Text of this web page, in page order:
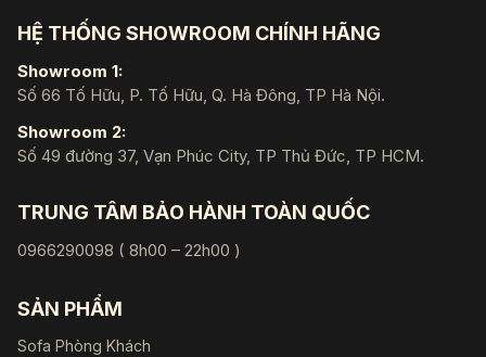
HỆ THỐNG SHOWROOM CHÍNH HÃNG
Showroom 1:
Số 66 Tố Hữu, P. Tố Hữu, Q. Hà Đông, TP Hà Nội.
Showroom 2:
Số 49 đường 37, Vạn Phúc City, TP Thủ Đức, TP HCM.
TRUNG TÂM BẢO HÀNH TOÀN QUỐC
0966290098 ( 8h00 – 22h00 )
SẢN PHẨM
Sofa Phòng Khách